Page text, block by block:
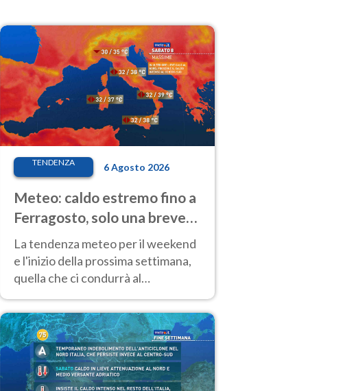
TENDENZA 6 Agosto 2026
Meteo: caldo estremo fino a
Ferragosto, solo una breve
pausa. Ecco dove
La tendenza meteo per il weekend
e l'inizio della prossima settimana,
quella che ci condurrà al
temperature molto elevate